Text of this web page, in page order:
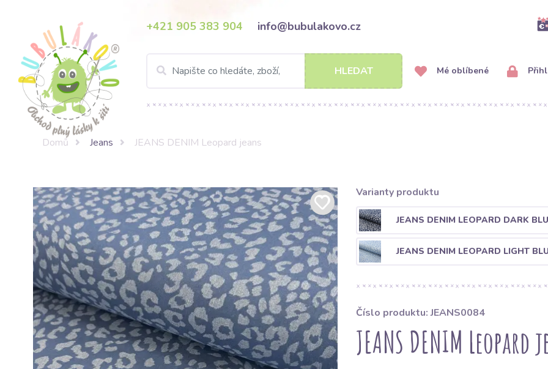
+421 905 383 904 info@bubulakovo.cz
HLEDAT Mé oblíbené
Domů Jeans JEANS DENIM Leopard jeans
Varianty produktu
JEANS DENIM LEOPARD DARK
JEANS DENIM LEOPARD LIGHT
Číslo produktu: JEANS0084
JEANS DENIM Leopard